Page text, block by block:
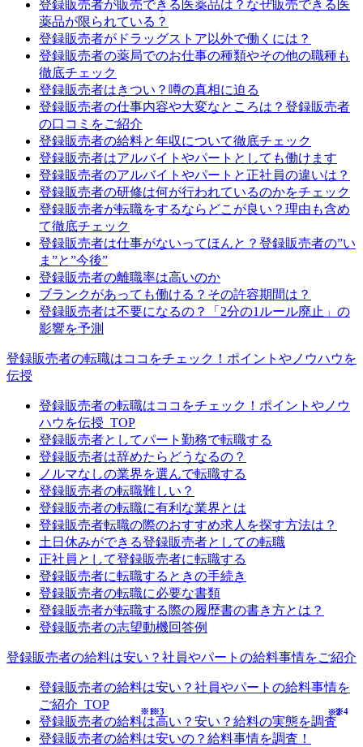
※1 ※2
※3 ※4
登録販売者が販売できる医薬品は？なぜ販売できる医
薬品が限られている？
登録販売者がドラッグストア以外で働くには？
登録販売者の薬局でのお仕事の種類やその他の職種も
徹底チェック
登録販売者はきつい？噂の真相に迫る
登録販売者の仕事内容や大変なところは？登録販売者
の口コミをご紹介
登録販売者の給料と年収について徹底チェック
登録販売者はアルバイトやパートとしても働けます
登録販売者のアルバイトやパートと正社員の違いは？
登録販売者の研修は何が行われているのかをチェック
登録販売者が転職をするならどこが良い？理由も含め
て徹底チェック
登録販売者は仕事がないってほんと？登録販売者の”い
ま”と”今後”
登録販売者の離職率は高いのか
ブランクがあっても働ける？その許容期間は？
登録販売者は不要になるの？「2分の1ルール廃止」の
影響を予測
登録販売者の転職はココをチェック！ポイントやノウハウを
伝授
登録販売者の転職はココをチェック！ポイントやノウ
ハウを伝授_TOP
登録販売者としてパート勤務で転職する
登録販売者は辞めたらどうなるの？
ノルマなしの業界を選んで転職する
登録販売者の転職難しい？
登録販売者の転職に有利な業界とは
登録販売者転職の際のおすすめ求人を探す方法は？
土日休みができる登録販売者としての転職
正社員として登録販売者に転職する
登録販売者に転職するときの手続き
登録販売者の転職に必要な書類
登録販売者が転職する際の履歴書の書き方とは？
登録販売者の志望動機回答例
登録販売者の給料は安い？社員やパートの給料事情をご紹介
登録販売者の給料は安い？社員やパートの給料事情を
ご紹介_TOP
登録販売者の給料は高い？安い？給料の実態を調査
登録販売者の給料は安いの？給料事情を調査！